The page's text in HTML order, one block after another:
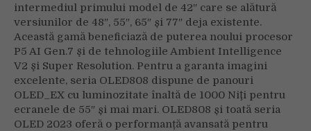
intermediul primului model de 42″ care se alătură
versiunilor de 48″, 55″, 65″ și 77″ deja existente.
Această gamă beneficiază de puterea noului procesor
P5 AI Gen.7 şi de tehnologiile Ambient Intelligence
V2 şi Super Resolution. Pentru a garanta imagini
excelente, seria OLED808 dispune de panouri
OLED_EX cu luminozitate înaltă de 1000 Niţi pentru
ecranele de 55″ și mai mari. OLED808 și toată seria
OLED 2023 oferă o performanță avansată pentru